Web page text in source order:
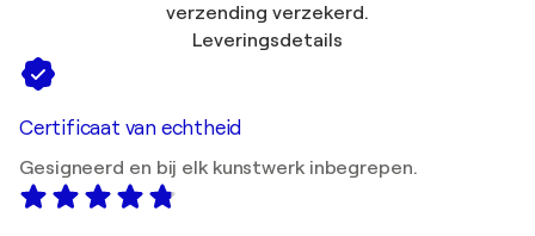
verzending verzekerd.
Leveringsdetails
Certificaat van echtheid
Gesigneerd en bij elk kunstwerk inbegrepen.